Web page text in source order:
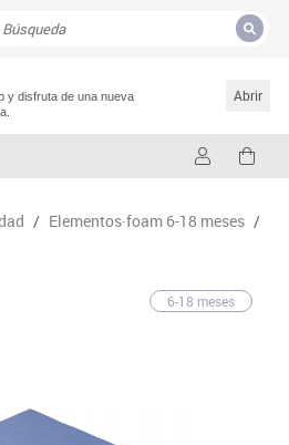
y disfruta de una nueva
Abrir
de la búsqueda
/ Elementos·foam 6-18 meses /
6-18 meses